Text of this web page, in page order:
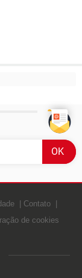
Contato
de cookies